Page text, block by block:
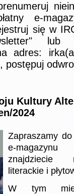
e-
się w
adres:
postępuj
Kultury
2024
Zapraszamy
e-
znajdziecie
literackie i
W tym